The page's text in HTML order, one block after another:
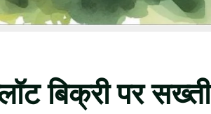
बिक्री पर सख्ती